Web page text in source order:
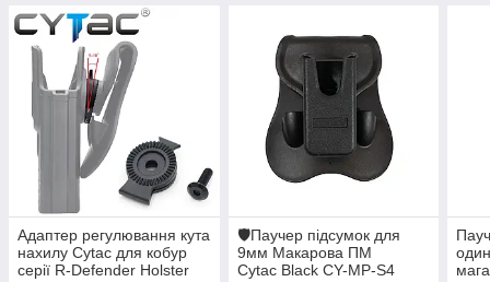
Адаптер регулювання кута
нахилу Cytac для кобур
серії R-Defender Holster
🛡️Паучер підсумок для
9мм Макарова ПМ
Cytac Black CY-MP-S4